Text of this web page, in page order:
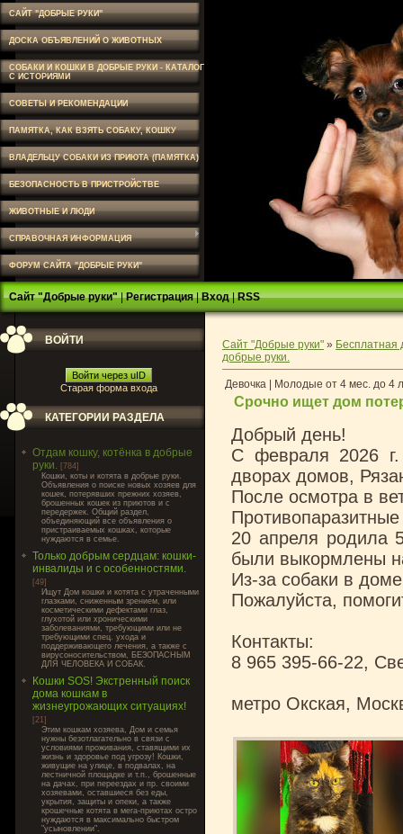
САЙТ "ДОБРЫЕ РУКИ"
ДОСКА ОБЪЯВЛЕНИЙ О ЖИВОТНЫХ
СОБАКИ И КОШКИ В ДОБРЫЕ РУКИ - КАТАЛОГ
С ИСТОРИЯМИ
СОВЕТЫ И РЕКОМЕНДАЦИИ
ПАМЯТКА, КАК ВЗЯТЬ СОБАКУ, КОШКУ
ВЛАДЕЛЬЦУ СОБАКИ ИЗ ПРИЮТА (ПАМЯТКА)
БЕЗОПАСНОСТЬ В ПРИСТРОЙСТВЕ
ЖИВОТНЫЕ И ЛЮДИ
СПРАВОЧНАЯ ИНФОРМАЦИЯ
ФОРУМ САЙТА "ДОБРЫЕ РУКИ"
Сайт "Добрые руки"|Регистрация|Вход|RSS
ВОЙТИ
Войти через uID
Старая форма входа
КАТЕГОРИИ РАЗДЕЛА
Отдам кошку, котёнка в добрые
руки. [784]
Кошки, коты и котята в добрые руки.
Объявления о поиске новых хозяев для
кошек, потерявших прежних хозяев,
брошенных кошек из приютов и с
передержек. Общий раздел,
объединяющий все объявления о
пристраиваемых кошках, которые
нуждаются в семье.
Только добрым сердцам: кошки-
инвалиды и с особенностями.
[49]
Ищут Дом кошки и котята с утраченными
глазками, сниженным зрением, или
косметическими дефектами глаз,
глухотой или хроническими
заболеваниями, требующими или не
требующими спец. ухода и
поддерживающего лечения, а также с
вирусоносительством, БЕЗОПАСНЫМ
ДЛЯ ЧЕЛОВЕКА И СОБАК.
Кошки SOS! Экстренный поиск
дома кошкам в
жизнеугрожающих ситуациях!
[21]
Этим кошкам хозяева, Дом и семья
нужны безотлагательно в связи с
условиями проживания, ставящими их
жизнь и здоровье под угрозу! Кошки,
живущие на улице, в подвалах, на
лестничной площадке и т.п., брошенные
на дачах, при переездах и пр. своими
хозяевами, оставшиеся без еды,
укрытия, защиты и опеки, а также
крошечные котята в мега-приютах остро
нуждаются в максимально быстром
"усыновлении".
Сайт "Добрые руки" » Бесплатная
добрые руки.
Девочка | Молодые от 4 мес. до 4
Срочно ищет дом
Добрый день!
С февраля 2026
дворах домов,
После осмотра в
20 апреля родила
были выкормлены
Из-за собаки в
Пожалуйста,
Контакты:
8 965 395-66-22,
метро Окская,